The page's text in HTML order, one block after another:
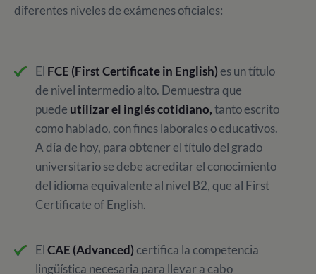
diferentes niveles de exámenes oficiales:
El FCE (First Certificate in English)es un título
de nivel intermedio alto. Demuestra que
puede utilizar el inglés cotidiano,tanto escrito
como hablado, con fines laborales o educativos.
A día de hoy, para obtener el título del grado
universitario se debe acreditar el conocimiento
del idioma equivalente al nivel B2, que al First
Certificate of English.
ElCAE (Advanced)certifica la competencia
lingüística necesaria para llevar a cabo